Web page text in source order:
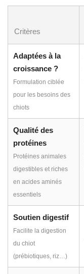
croissance ?
pour les besoins des
chiots
Qualité des
protéines
Protéines animales
digestibles et riches
en acides aminés
essentiels
Soutien digestif
Facilite la digestion
du chiot
(prébiotiques, riz…)
Apport en acides
gras essentiels
Développement du
système nerveux et
qualitatif du pelage